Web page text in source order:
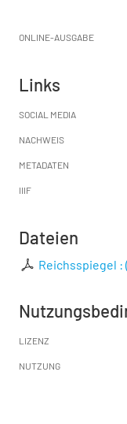
ONLINE-AUSGABE
Links
SOCIAL MEDIA
NACHWEIS
METADATEN
IIIF
Dateien
Reichsspiegel :
LIZENZ
NUTZUNG